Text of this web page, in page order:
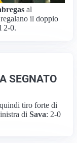
al
regalano il doppio
2-0.
SEGNATO
tiro forte di
diSava: 2-0